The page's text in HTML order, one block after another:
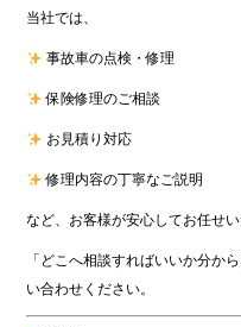
当社では、
事故車の点検・修理
保険修理のご相談
お見積り対応
修理内容の丁寧なご説明
など、お客様が安心してお任せ
「どこへ相談すればいいか分か
い合わせください。